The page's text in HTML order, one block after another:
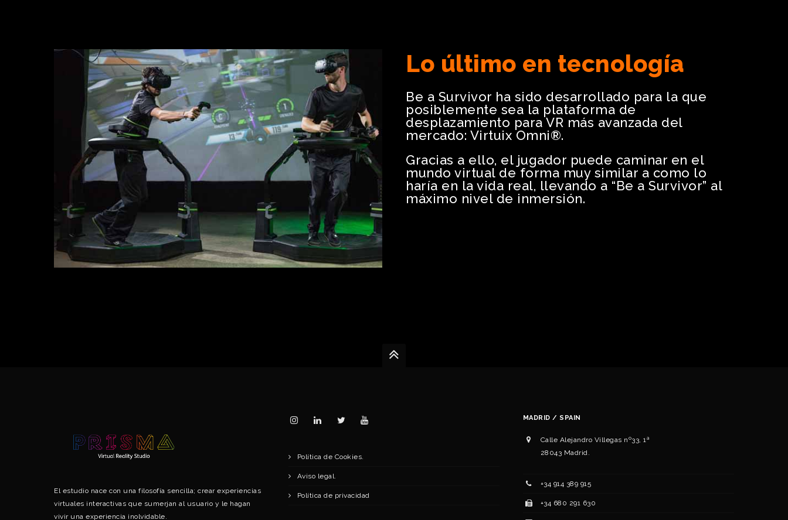
Lo último en tecnología
Be a Survivor ha sido desarrollado para la que
posiblemente sea la plataforma de
desplazamiento para VR más avanzada del
mercado: Virtuix Omni®.
Gracias a ello, el jugador puede caminar en el
mundo virtual de forma muy similar a como lo
haría en la vida real, llevando a “Be a Survivor” al
máximo nivel de inmersión.
El estudio nace con una filosofía sencilla; crear experiencias
virtuales interactivas que sumerjan al usuario y le hagan
vivir una experiencia inolvidable.
Política de Cookies.
Aviso legal.
Política de privacidad
MADRID / SPAIN
Calle Alejandro Villegas nº33, 1ª
28043 Madrid.
+34 ‭914 389 915‬
+34 ‭‭680 291 630‬‬